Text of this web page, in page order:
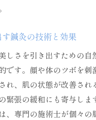
鍼灸の技術と効果
しさを引き出すための自
です。顔や体のツボを刺
れ、肌の状態が改善され
緊張の緩和にも寄与しま
、専門の施術士が個々の